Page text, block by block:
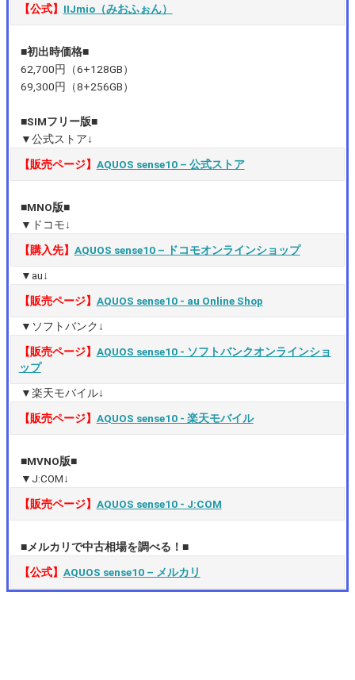
【公式】 IIJmio（みおふぉん）
■初出時価格■
62,700円（6+128GB）
69,300円（8+256GB）
■SIMフリー版■
▼公式ストア↓
【販売ページ】 AQUOS sense10 – 公式ストア
■MNO版■
▼ドコモ↓
【購入先】 AQUOS sense10 – ドコモオンラインショップ
▼au↓
【販売ページ】 AQUOS sense10 ‐ au Online Shop
▼ソフトバンク↓
【販売ページ】 AQUOS sense10 ‐ ソフトバンクオンラインショ
ップ
▼楽天モバイル↓
【販売ページ】 AQUOS sense10 ‐ 楽天モバイル
■MVNO版■
▼J:COM↓
【販売ページ】 AQUOS sense10 ‐ J:COM
■メルカリで中古相場を調べる！■
【公式】 AQUOS sense10 – メルカリ